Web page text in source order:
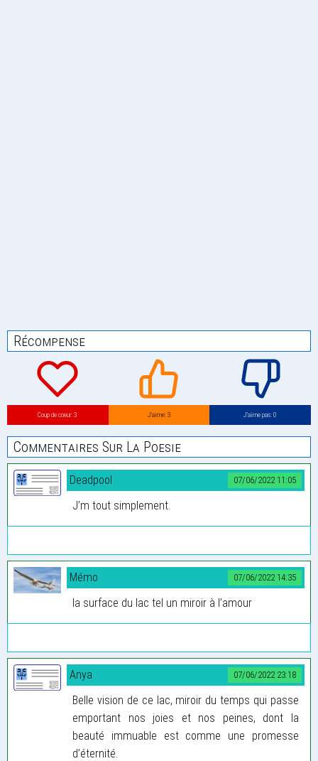
Récompense
Coup de coeur: 3 J’aime: 3 J’aime pas: 0
Commentaires Sur La Poesie
07/06/2022 11:05
Deadpool
J’m tout simplement.
07/06/2022 14:35
Mémo
la surface du lac tel un miroir à l’amour
07/06/2022 23:18
Anya
Belle vision de ce lac, miroir du temps qui passe
emportant nos joies et nos peines, dont la
beauté immuable est comme une promesse
d’éternité.